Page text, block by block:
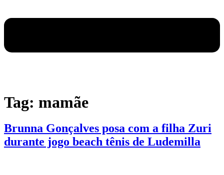
Tag: mamãe
Brunna Gonçalves posa com a filha Zuri
durante jogo beach tênis de Ludemilla